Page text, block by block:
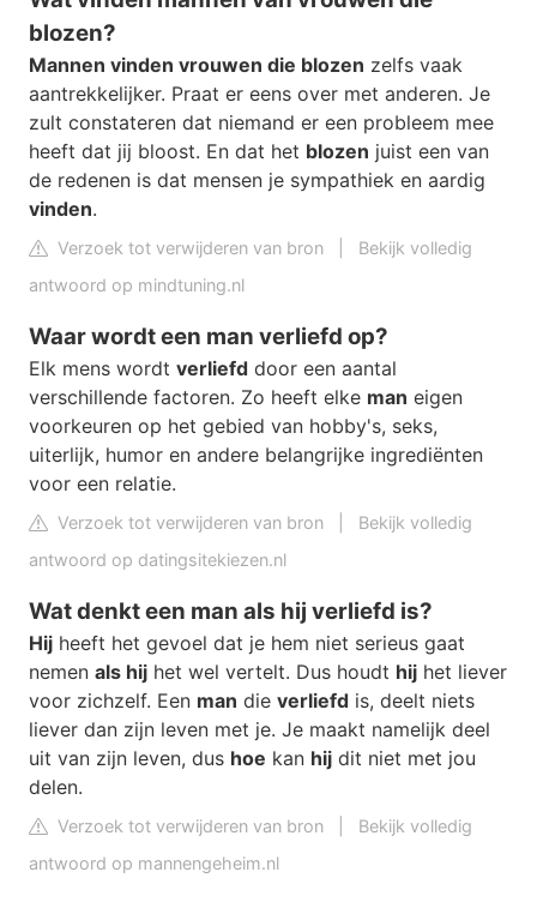
blozen?
Mannen vinden vrouwen die blozen zelfs vaak
aantrekkelijker. Praat er eens over met anderen. Je
zult constateren dat niemand er een probleem mee
heeft dat jij bloost. En dat het blozen juist een van
de redenen is dat mensen je sympathiek en aardig
vinden.
Verzoek tot verwijderen van bron
Bekijk volledig
antwoord op mindtuning.nl
Waar wordt een man verliefd op?
Elk mens wordt verliefd door een aantal
verschillende factoren. Zo heeft elke man eigen
voorkeuren op het gebied van hobby's, seks,
uiterlijk, humor en andere belangrijke ingrediënten
voor een relatie.
Verzoek tot verwijderen van bron
Bekijk volledig
antwoord op datingsitekiezen.nl
Wat denkt een man als hij verliefd is?
Hij heeft het gevoel dat je hem niet serieus gaat
nemen als hij het wel vertelt. Dus houdt hij het liever
voor zichzelf. Een man die verliefd is, deelt niets
liever dan zijn leven met je. Je maakt namelijk deel
uit van zijn leven, dus hoe kan hij dit niet met jou
delen.
Verzoek tot verwijderen van bron
Bekijk volledig
antwoord op mannengeheim.nl